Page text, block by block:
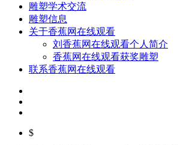
雕塑学术交流
雕塑信息
关于香蕉网在线观看
刘香蕉网在线观看个人简介
香蕉网在线观看获奖雕塑
联系香蕉网在线观看
$